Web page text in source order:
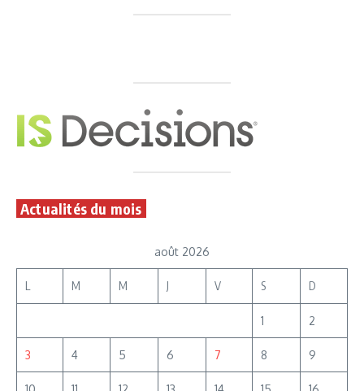
Actualités du mois
août 2026
L M M J V S D
1 2
3 4 5 6 7 8 9